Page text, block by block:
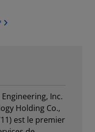
Inc.
Holding Co.,
est le premier